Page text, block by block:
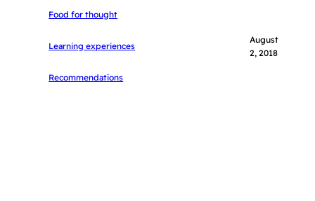
Food for thought
Learning experiences
Recommendations
August
2, 2018